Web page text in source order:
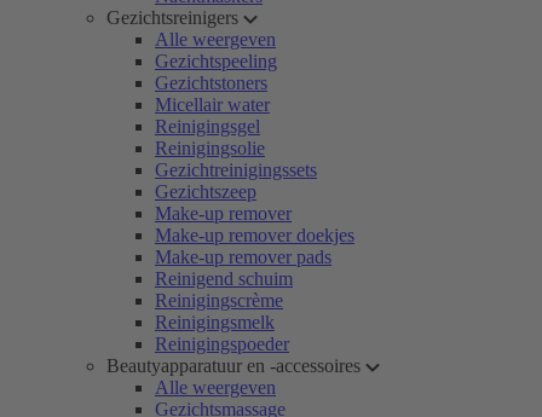
Gezichtsreinigers
Alle weergeven
Gezichtspeeling
Gezichtstoners
Micellair water
Reinigingsgel
Reinigingsolie
Gezichtreinigingssets
Gezichtszeep
Make-up remover
Make-up remover doekjes
Make-up remover pads
Reinigend schuim
Reinigingscrème
Reinigingsmelk
Reinigingspoeder
Beautyapparatuur en -accessoires
Alle weergeven
Gezichtsmassage